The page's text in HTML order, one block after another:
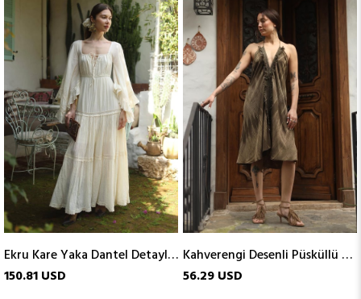
Ekru Kare Yaka Dantel Detaylı Bohem Elbise
150.81 USD
Kahverengi Desenli Püsküllü Kısa Elbise
56.29 USD